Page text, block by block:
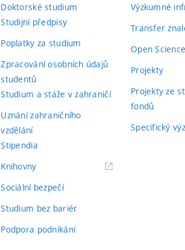
Doktorské studium
Studijní předpisy
Poplatky za studium
Zpracování osobních údajů
studentů
Studium a stáže v zahraničí
Uznání zahraničního
vzdělání
Stipendia
Knihovny(externí
Sociální bezpečí
Studium bez bariér
Podpora podnikání
Výzkumné
Transfer
Open Science
Projekty
Projekty ze
fondů
Specifický